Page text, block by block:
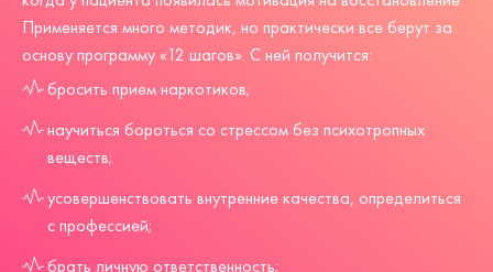
Применяется много методик, но практически все берут за
основу программу «12 шагов». С ней получится:
бросить прием наркотиков;
научиться бороться со стрессом без психотропных
веществ;
усовершенствовать внутренние качества, определиться
с профессией;
брать личную ответственность;